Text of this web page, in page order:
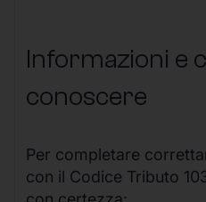
Informazioni e
conoscere
Per completare
con il Codice Tributo